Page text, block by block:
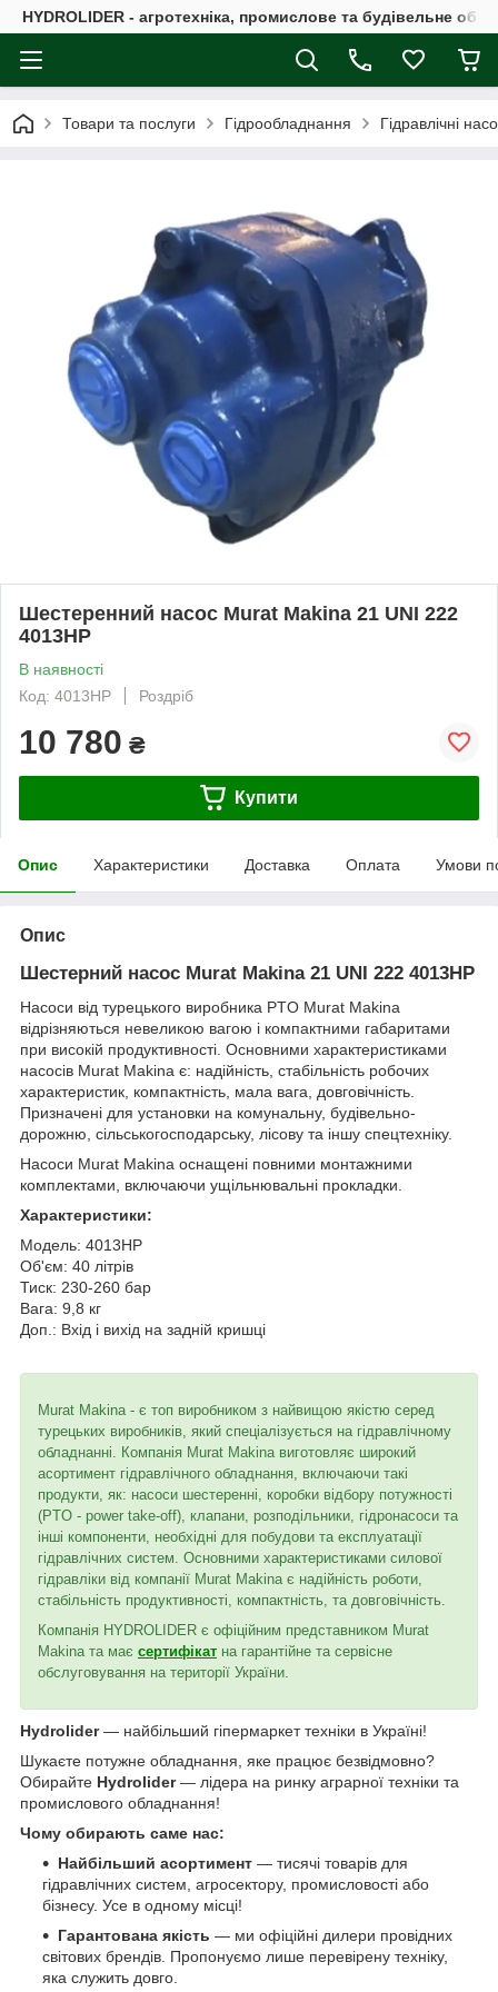
HYDROLIDER - агротехніка, промислове та будівельне
Товари та послуги Гідрообладнання Гідравлічні
Шестеренний насос Murat Makina 21 UNI 222
4013HP
В наявності
Код: 4013HP
Роздріб
10 780 ₴
Купити
Опис Характеристики Доставка Оплата Умови
Опис
Шестерний насос Murat Makina 21 UNI 222 4013HP
Насоси від турецького виробника PTO Murat Makina
відрізняються невеликою вагою і компактними габаритами
при високій продуктивності. Основними характеристиками
насосів Murat Makina є: надійність, стабільність робочих
характеристик, компактність, мала вага, довговічність.
Призначені для установки на комунальну, будівельно-
дорожню, сільськогосподарську, лісову та іншу спецтехніку.
Насоси Murat Makina оснащені повними монтажними
комплектами, включаючи ущільнювальні прокладки.
Характеристики:
Модель: 4013HP
Об'єм: 40 літрів
Тиск: 230-260 бар
Вага: 9,8 кг
Доп.: Вхід і вихід на задній кришці
Murat Makina - є топ виробником з найвищою якістю серед
турецьких виробників, який спеціалізується на гідравлічному
обладнанні. Компанія Murat Makina виготовляє широкий
асортимент гідравлічного обладнання, включаючи такі
продукти, як: насоси шестеренні, коробки відбору потужності
(PTO - power take-off), клапани, розподільники, гідронасоси та
інші компоненти, необхідні для побудови та експлуатації
гідравлічних систем. Основними характеристиками силової
гідравліки від компанії Murat Makina є надійність роботи,
стабільність продуктивності, компактність, та довговічність.
Компанія HYDROLIDER є офіційним представником Murat
Makina та має сертифікат на гарантійне та сервісне
обслуговування на території України.
Hydrolider— найбільший гіпермаркет техніки в Україні!
Шукаєте потужне обладнання, яке працює безвідмовно?
Обирайте Hydrolider— лідера на ринку аграрної техніки та
промислового обладнання!
Чому обирають саме нас:
Найбільший асортимент — тисячі товарів для
гідравлічних систем, агросектору, промисловості або
бізнесу. Усе в одному місці!
Гарантована якість — ми офіційні дилери провідних
світових брендів. Пропонуємо лише перевірену техніку,
яка служить довго.